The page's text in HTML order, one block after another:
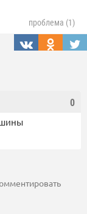
проблема (1)
0